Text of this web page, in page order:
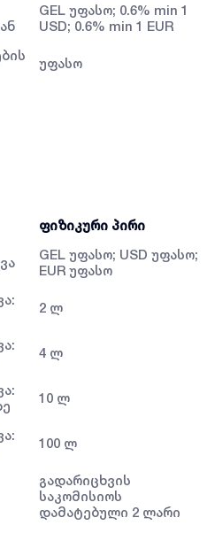
GEL უფასო; 0.6% min 1
USD; 0.6% min 1 EUR
უფასო
ფიზიკური პირი
GEL უფასო; USD უფასო;
EUR უფასო
2 ლ
4 ლ
10 ლ
100 ლ
გადარიცხვის
საკომისიოს
დამატებული 2 ლარი